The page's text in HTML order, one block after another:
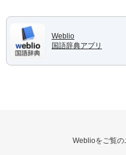
Weblio
国語辞典アプリ
Weblioをご覧